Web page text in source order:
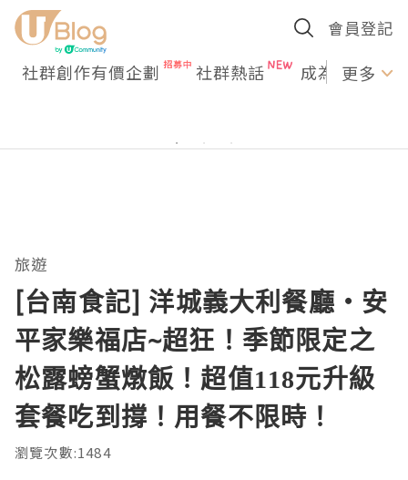
會員登記
社群創作有價企劃 社群熱話 成為U更多
旅遊
[台南食記] 洋城義大利餐廳‧安
平家樂福店~超狂！季節限定之
松露螃蟹燉飯！超值118元升級
套餐吃到撐！用餐不限時！
瀏覽次數:1484